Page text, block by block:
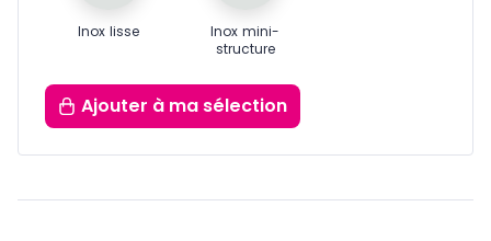
Inox lisse
Inox mini-
structure
Ajouter à ma sélection